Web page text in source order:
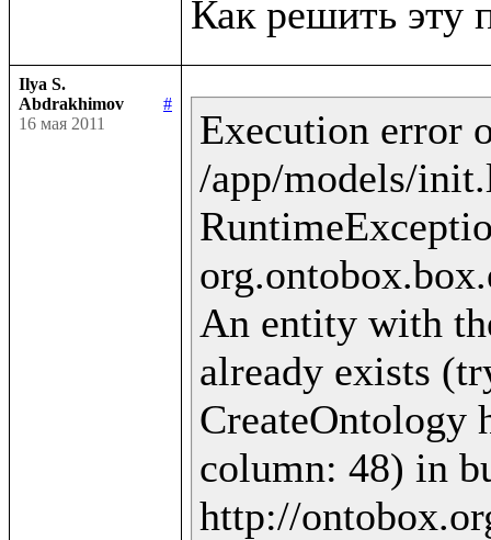
Ilya S.
Abdrakhimov
#
16 мая 2011
Execution error
/app/models/
An entity with
already exists
CreateOntology
column: 48) in
http://